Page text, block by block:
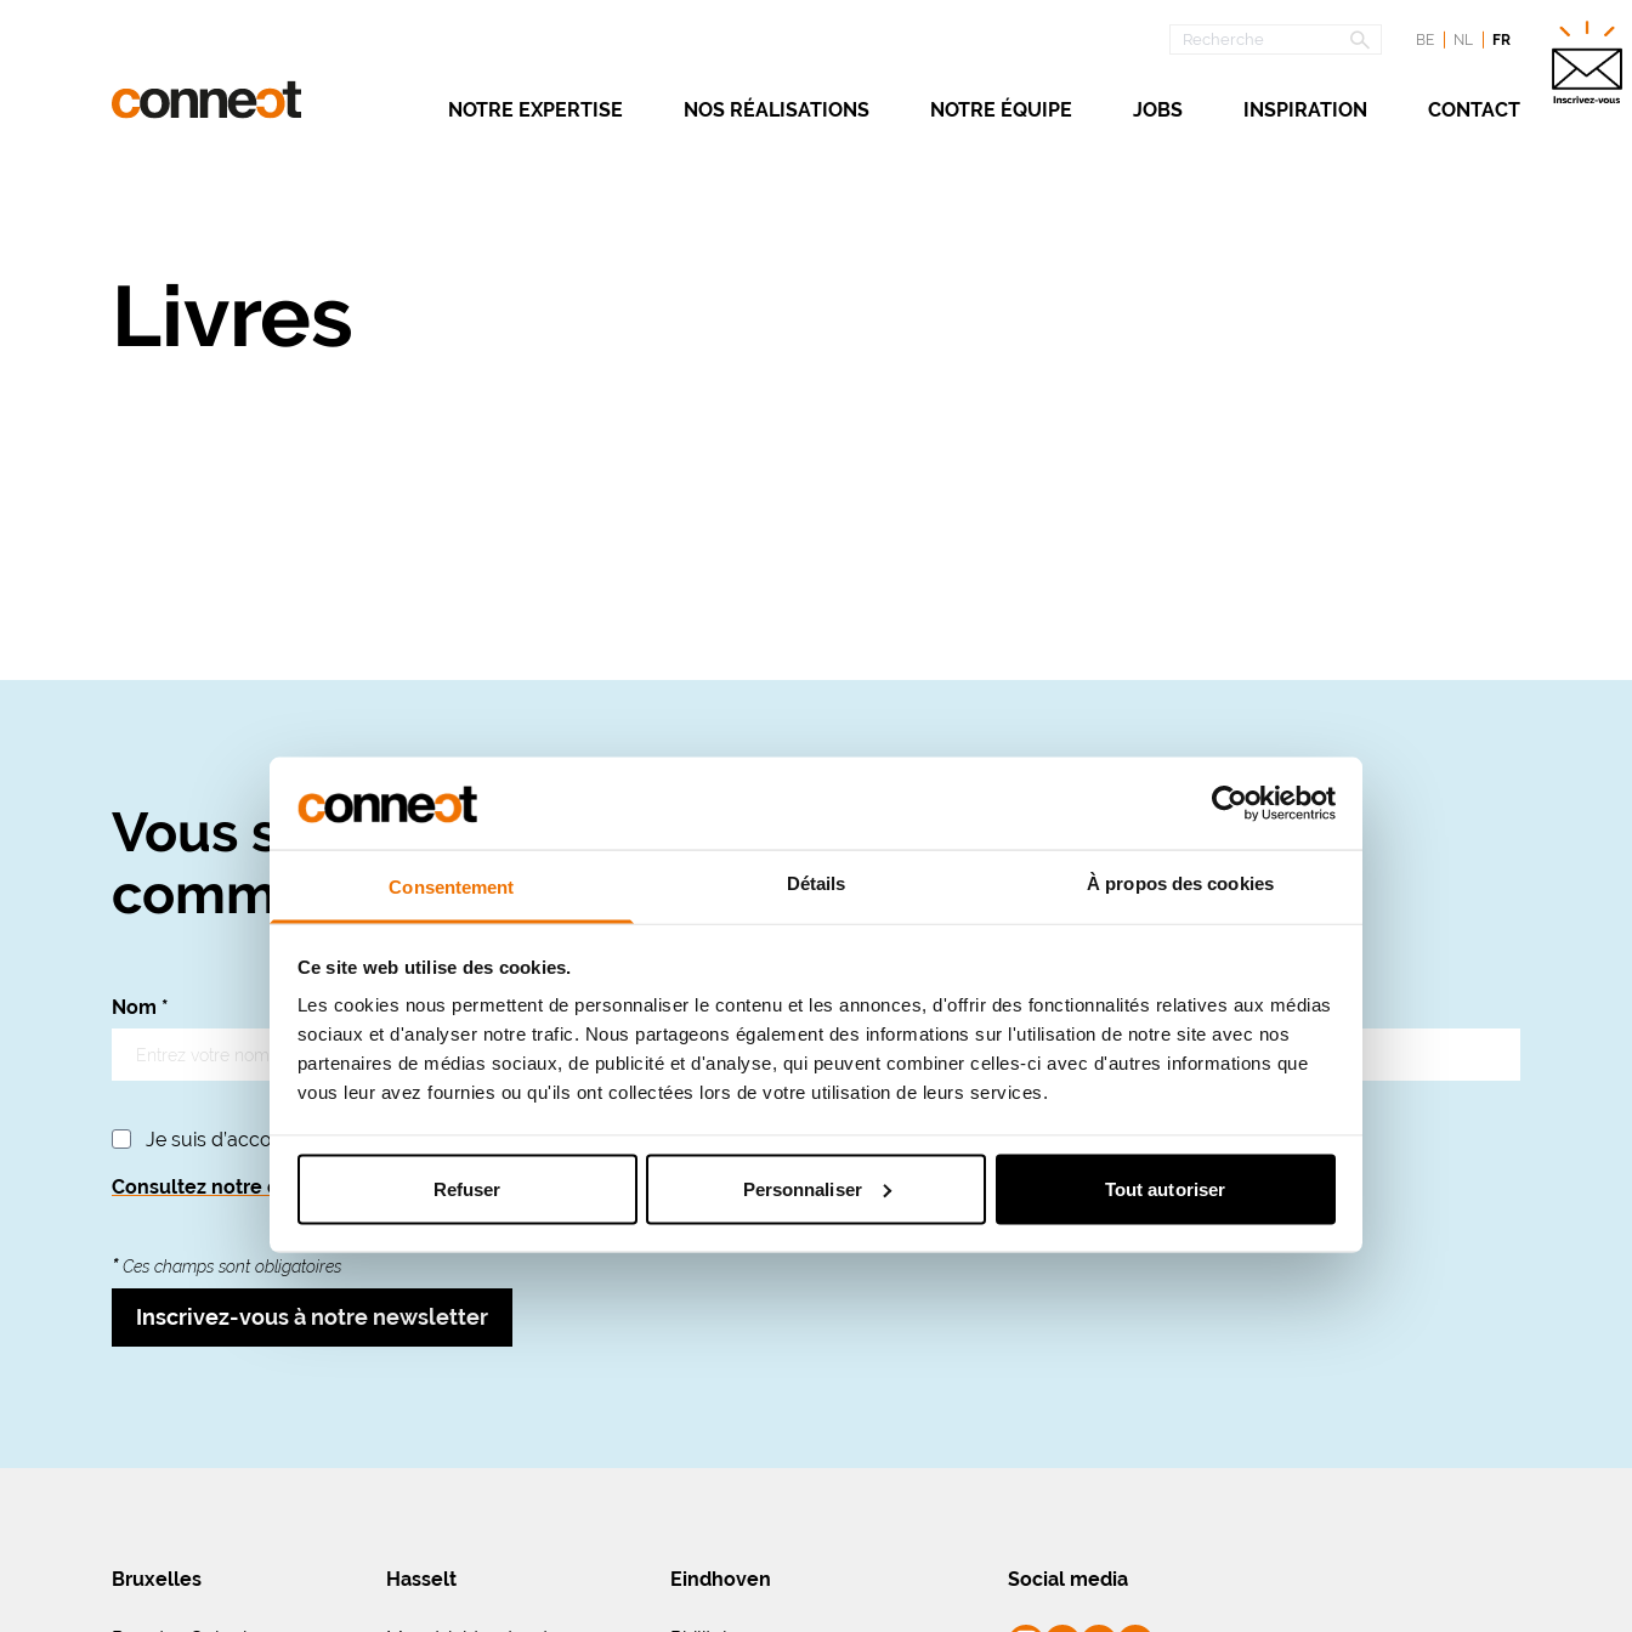
Consentement Détails À propos des cookies
Ce site web utilise des cookies.
Les cookies nous permettent de personnaliser le contenu et les annonces, d'offrir des fonctionnalités relatives aux médias
sociaux et d'analyser notre trafic. Nous partageons également des informations sur l'utilisation de notre site avec nos
partenaires de médias sociaux, de publicité et d'analyse, qui peuvent combiner celles-ci avec d'autres informations que
vous leur avez fournies ou qu'ils ont collectées lors de votre utilisation de leurs services.
Refuser Personnaliser Tout autoriser
BE NL FR
NOTRE EXPERTISE NOS RÉALISATIONS NOTRE ÉQUIPE JOBS INSPIRATION CONTACT
Livres
Vous souhaitez recevoir des conseils de
communication gratuits dans votre boîte mail ?
Nom * Adresse e-mail *
Je suis d’accord avec la politique de confidentialité
Consultez notre déclaration de confidentialité
*Ces champs sont obligatoires
Inscrivez-vous à notre newsletter
Bruxelles Hasselt Eindhoven Social media